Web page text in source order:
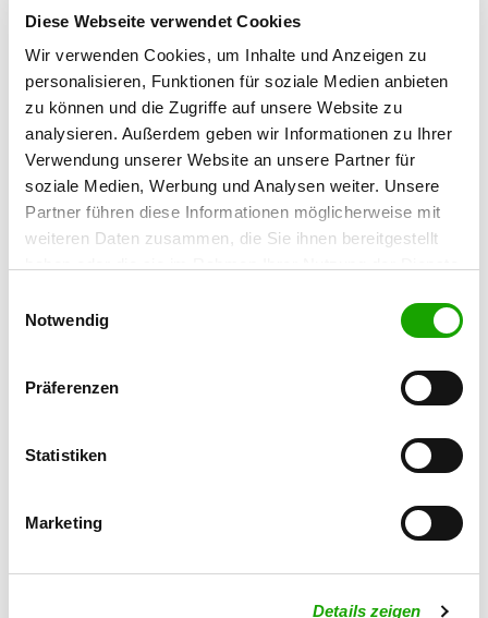
Diese Webseite verwendet Cookies
Wir verwenden Cookies, um Inhalte und Anzeigen zu
personalisieren, Funktionen für soziale Medien anbieten
zu können und die Zugriffe auf unsere Website zu
analysieren. Außerdem geben wir Informationen zu Ihrer
Verwendung unserer Website an unsere Partner für
soziale Medien, Werbung und Analysen weiter. Unsere
Partner führen diese Informationen möglicherweise mit
weiteren Daten zusammen, die Sie ihnen bereitgestellt
Cookies, wenn Sie unsere Webseite weiterhin nutzen.
Notwendig
Präferenzen
Statistiken
Marketing
Details zeigen
54568 Gerolstein
OG - Lutzerath e.V.
Details
Auf dem Tonhügel 1
56826 Lutzerath
OG - Mayen-Eifelland e.V.
Details
Kellbergerstr. 100
OG - Maifeld e.V.
Details
56295 Rüber
OG - Wittlich Bez. Trier
OG - Süd - Eifel